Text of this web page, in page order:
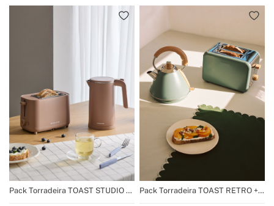
Pack Torradeira TOAST STUDIO +
Pack Torradeira TOAST RETRO +